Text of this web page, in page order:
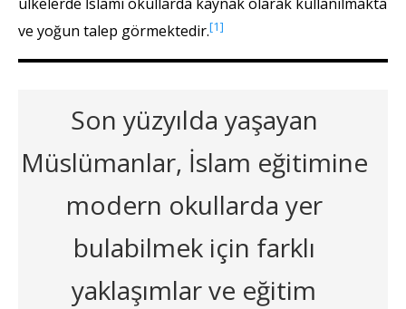
ve yoğun talep görmektedir.[1]
Son yüzyılda yaşayan
Müslümanlar, İslam eğitimine
modern okullarda yer
bulabilmek için farklı
yaklaşımlar ve eğitim